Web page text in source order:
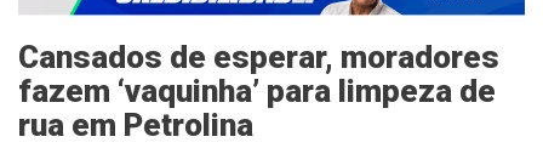
Cansados de esperar, moradores
fazem ‘vaquinha’ para limpeza de
rua em Petrolina